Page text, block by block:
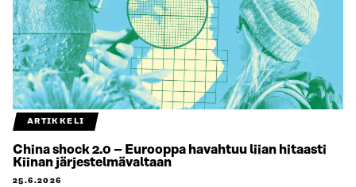
ARTIKKELI
China shock 2.0 – Eurooppa havahtuu liian hitaasti
Kiinan järjestelmävaltaan
25.6.2026